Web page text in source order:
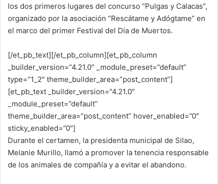
los dos primeros lugares del concurso “Pulgas y Calacas”,
organizado por la asociación “Rescátame y Adógtame” en
el marco del primer Festival del Día de Muertos.
[/et_pb_text][/et_pb_column][et_pb_column
_builder_version=”4.21.0″ _module_preset=”default”
type=”1_2″ theme_builder_area=”post_content”]
[et_pb_text _builder_version=”4.21.0″
_module_preset=”default”
theme_builder_area=”post_content” hover_enabled=”0″
sticky_enabled=”0″]
Durante el certamen, la presidenta municipal de Silao,
Melanie Murillo, llamó a promover la tenencia responsable
de los animales de compañía y a evitar el abandono.